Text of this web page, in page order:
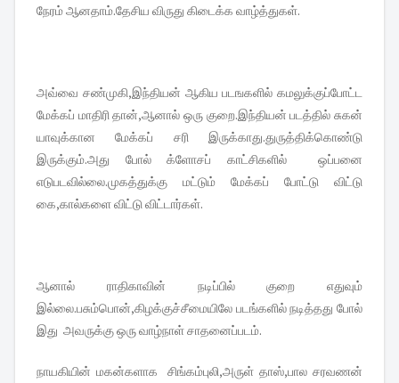
நேரம் ஆனதாம்.தேசிய விருது கிடைக்க வாழ்த்துகள்.
அவ்வை சண்முகி,இந்தியன் ஆகிய படஙகளில் கமலுக்குப்போட்ட
மேக்கப் மாதிரி தான்,ஆனால் ஒரு குறை.இந்தியன் படத்தில் சுகன்
யாவுக்கான மேக்கப் சரி இருக்காது.துருத்திக்கொண்டு
இருக்கும்.அது போல் க்ளோசப் காட்சிகளில் ஒப்பனை
எடுபடவில்லை.முகத்துக்கு மட்டும் மேக்கப் போட்டு விட்டு
கை,கால்களை விட்டு விட்டார்கள்.
ஆனால் ராதிகாவின் நடிப்பில் குறை எதுவும்
இல்லை.பசும்பொன்,கிழக்குச்சீமையிலே படங்களில் நடித்தது போல்
இது அவருக்கு ஒரு வாழ்நாள் சாதனைப்படம்.
நாயகியின் மகன்களாக சிங்கம்புலி,அருள் தாஸ்,பால சரவணன்